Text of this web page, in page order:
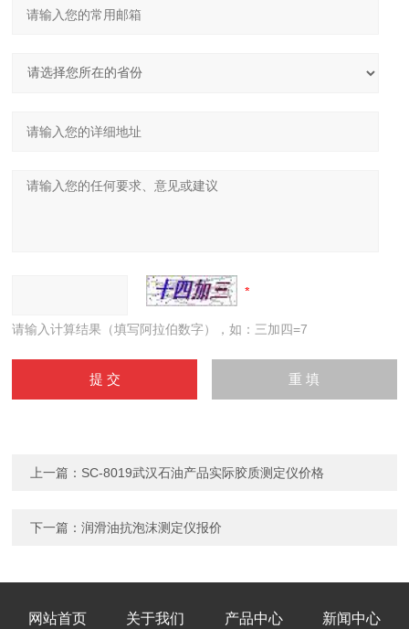
请输入计算结果（填写阿拉伯数字），如：三加四=7
上一篇： SC-8019武汉石油产品实际胶质测定仪价格
下一篇：润滑油抗泡沫测定仪报价
网站首页 关于我们 产品中心 新闻中心